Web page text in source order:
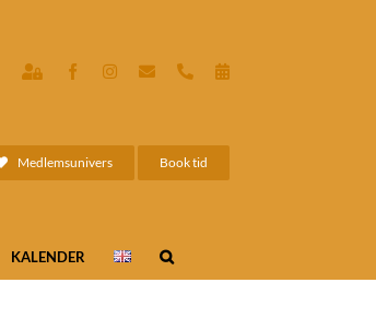
Indre
FacebookInstagram
E-
PhoneBook
Medlemsunivers Book tid
KALENDER